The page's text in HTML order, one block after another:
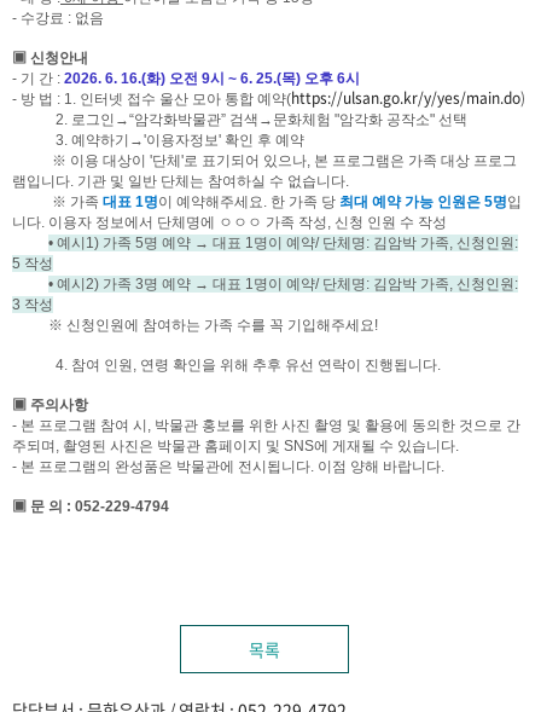
- 수강료 : 없음
▣ 신청안내
- 기 간 : 2026. 6. 16.(화) 오전 9시 ~ 6. 25.(목) 오후 6시
- 방 법 : 1. 인터넷 접수 울산 모아 통합 예약(https://ulsan.go.kr/y/yes/main.do)
2. 로그인→“암각화박물관” 검색→문화체험 "암각화 공작소" 선택
3. 예약하기→'이용자정보' 확인 후 예약
※ 이용 대상이 '단체'로 표기되어 있으나, 본 프로그램은 가족 대상 프로그
램입니다. 기관 및 일반 단체는 참여하실 수 없습니다.
※ 가족 대표 1명이 예약해주세요. 한 가족 당 최대 예약 가능 인원은 5명입
니다. 이용자 정보에서 단체명에 ㅇㅇㅇ 가족 작성, 신청 인원 수 작성
• 예시1) 가족 5명 예약 → 대표 1명이 예약/ 단체명: 김암박 가족, 신청인원:
5 작성
• 예시2) 가족 3명 예약 → 대표 1명이 예약/ 단체명: 김암박 가족, 신청인원:
3 작성
※ 신청인원에 참여하는 가족 수를 꼭 기입해주세요!
4. 참여 인원, 연령 확인을 위해 추후 유선 연락이 진행됩니다.
▣ 주의사항
- 본 프로그램 참여 시, 박물관 홍보를 위한 사진 촬영 및 활용에 동의한 것으로 간
주되며, 촬영된 사진은 박물관 홈페이지 및 SNS에 게재될 수 있습니다.
- 본 프로그램의 완성품은 박물관에 전시됩니다. 이점 양해 바랍니다.
▣ 문 의 : 052-229-4794
목록